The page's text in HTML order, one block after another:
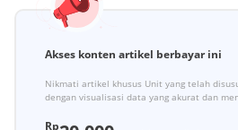
Akses konten artikel berbayar ini
Nikmati artikel khusus Unit yang telah
dengan visualisasi data yang akurat dan
Rp